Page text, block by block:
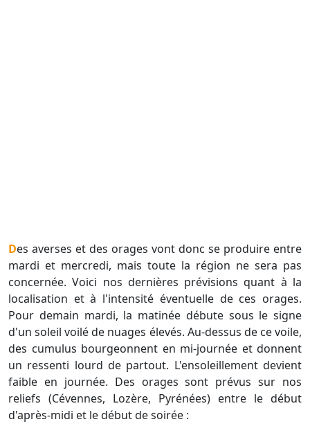
Des averses et des orages vont donc se produire entre
mardi et mercredi, mais toute la région ne sera pas
concernée. Voici nos dernières prévisions quant à la
localisation et à l'intensité éventuelle de ces orages.
Pour demain mardi, la matinée débute sous le signe
d'un soleil voilé de nuages élevés. Au-dessus de ce voile,
des cumulus bourgeonnent en mi-journée et donnent
un ressenti lourd de partout. L'ensoleillement devient
faible en journée. Des orages sont prévus sur nos
reliefs (Cévennes, Lozère, Pyrénées) entre le début
d'après-midi et le début de soirée :